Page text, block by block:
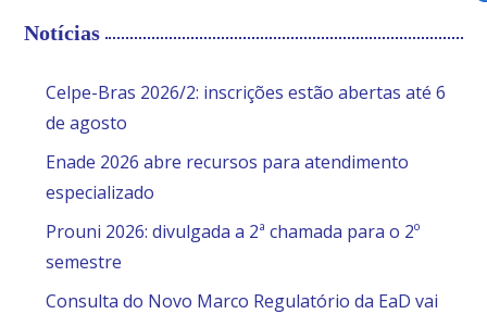
Notícias
Celpe-Bras 2026/2: inscrições estão abertas até 6
de agosto
Enade 2026 abre recursos para atendimento
especializado
Prouni 2026: divulgada a 2ª chamada para o 2º
semestre
Consulta do Novo Marco Regulatório da EaD vai